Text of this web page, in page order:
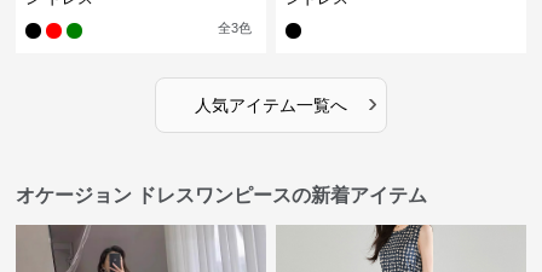
全3色
人気アイテム一覧へ ›
オケージョン ドレスワンピースの新着アイテム